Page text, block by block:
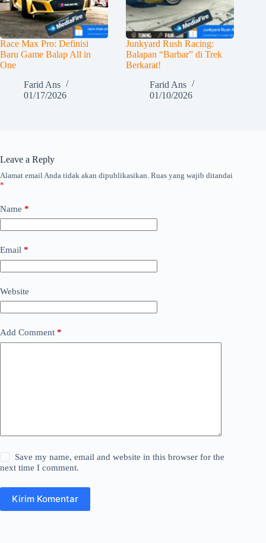
Race Max Pro: Definisi
Baru Game Balap All in
One
Farid Ans
01/17/2026
Junkyard Rush Racing:
Balapan “Barbar” di Trek
Berkarat!
Farid Ans
01/10/2026
Leave a Reply
Alamat email Anda tidak akan dipublikasikan. Ruas yang wajib ditandai
*
Name *
Email *
Website
Add Comment *
Save my name, email and website in this browser for the
next time I comment.
Kirim Komentar